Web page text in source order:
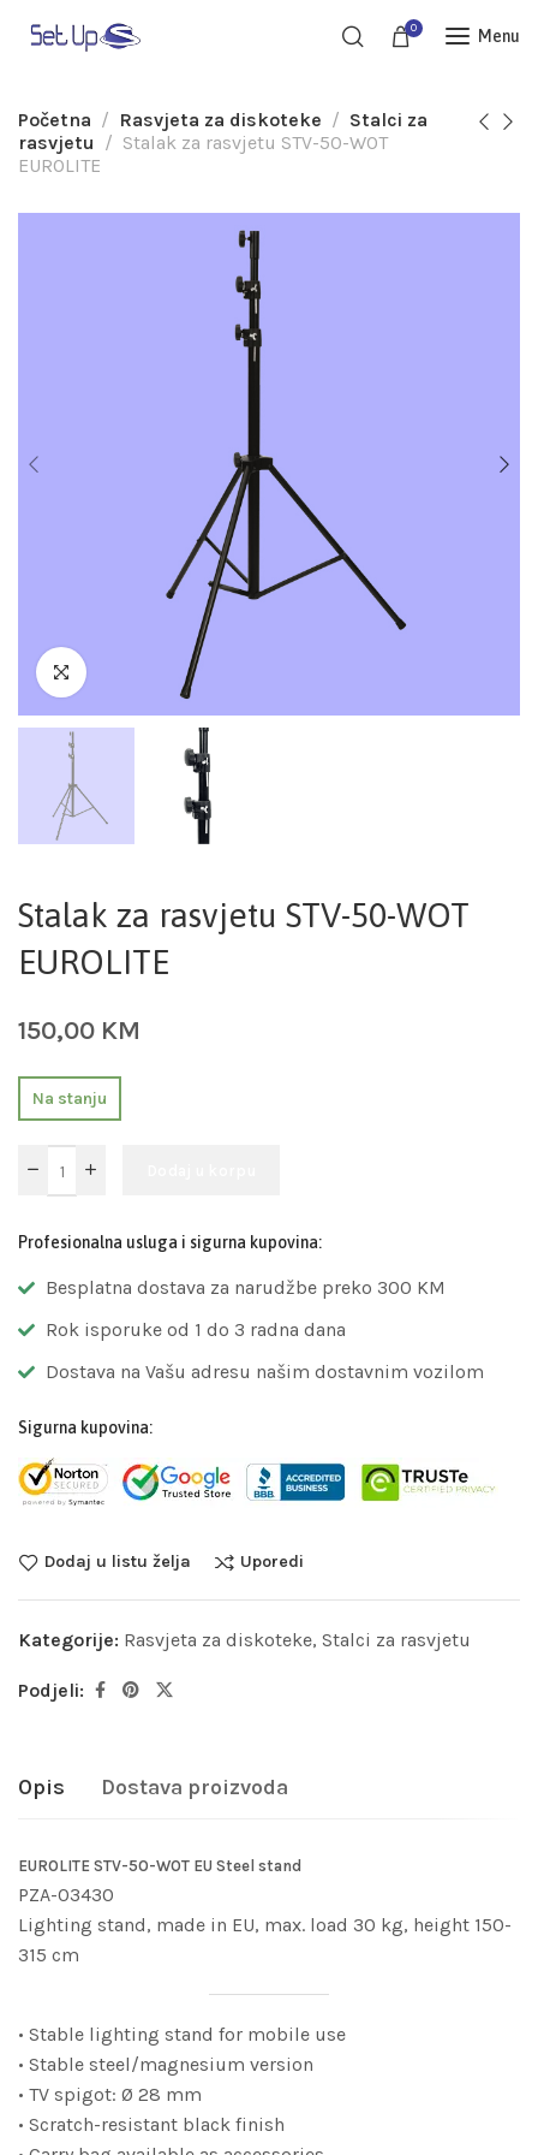
0 Menu
Početna Rasvjeta za diskoteke
Stalci za
rasvjetu
Stalak za rasvjetu STV-50-WOT
EUROLITE
Stalak za rasvjetu STV-50-WOT
EUROLITE
150,00 KM
Na stanju
Profesionalna usluga i sigurna kupovina:
Besplatna dostava za narudžbe preko 300 KM
Rok isporuke od 1 do 3 radna dana
Dostava na Vašu adresu našim dostavnim vozilom
Sigurna kupovina:
Dodaj u listu želja Uporedi
Kategorije: Rasvjeta za diskoteke, Stalci za rasvjetu
Podjeli:
Opis Dostava proizvoda
EUROLITE STV-50-WOT EU Steel stand
PZA-03430
Lighting stand, made in EU, max. load 30 kg, height 150-
315 cm
• Stable lighting stand for mobile use
• Stable steel/magnesium version
• TV spigot: Ø 28 mm
• Scratch-resistant black finish